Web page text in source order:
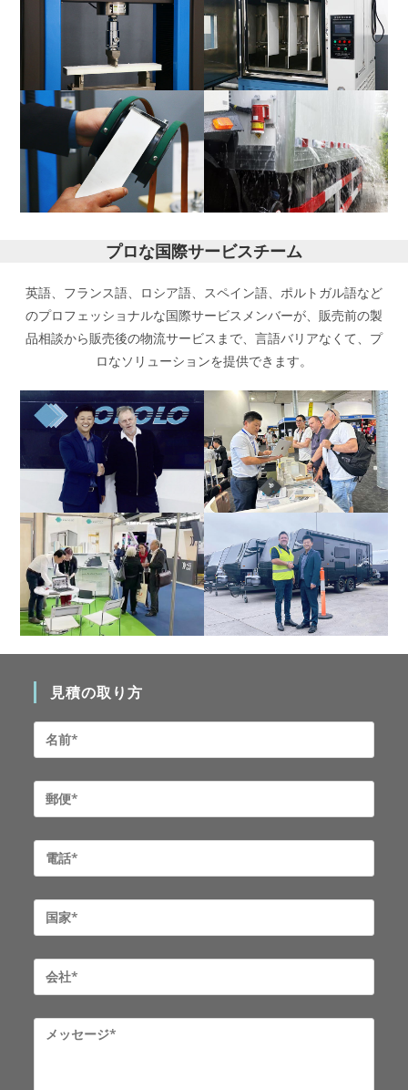
プロな国際サービスチーム
英語、フランス語、ロシア語、スペイン語、ポルトガル語など
のプロフェッショナルな国際サービスメンバーが、販売前の製
品相談から販売後の物流サービスまで、言語バリアなくて、プ
ロなソリューションを提供できます。
見積の取り方